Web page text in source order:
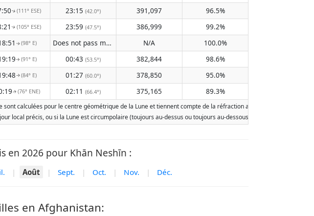
↑(111° ESE) 23:15 (42.0°) 391,097
96.5%
↑(105° ESE) 23:59 (47.5°) 386,999
99.2%
↑(98° E) Does not pass meridian N/A
100.0%
↑(91° E) 00:43 (53.5°) 382,844
98.6%
↑(84° E) 01:27 (60.0°) 378,850
95.0%
↑(76° ENE) 02:11 (66.4°) 375,165 89.3%
calculées pour le centre géométrique de la Lune et tiennent compte de la réfraction atmosphérique
local précis, ou si la Lune est circumpolaire (toujours au-dessus ou toujours au-dessous de l'horizon). Deux
en 2026 pour Khān Neshīn :
| Août | Sept. | Oct. | Nov. | Déc.
en Afghanistan: